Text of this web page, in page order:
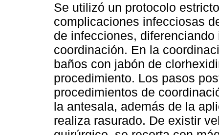
Se utilizó un protocolo
complicaciones infecciosas
de infecciones,
coordinación. En la
baños con jabón de
procedimiento. Los pasos
procedimientos de
la antesala, además de la
realiza rasurado. De existir